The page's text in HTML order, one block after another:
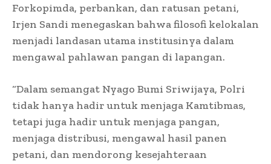
Forkopimda, perbankan, dan ratusan petani,
Irjen Sandi menegaskan bahwa filosofi kelokalan
menjadi landasan utama institusinya dalam
mengawal pahlawan pangan di lapangan.
“Dalam semangat Nyago Bumi Sriwijaya, Polri
tidak hanya hadir untuk menjaga Kamtibmas,
tetapi juga hadir untuk menjaga pangan,
menjaga distribusi, mengawal hasil panen
petani, dan mendorong kesejahteraan